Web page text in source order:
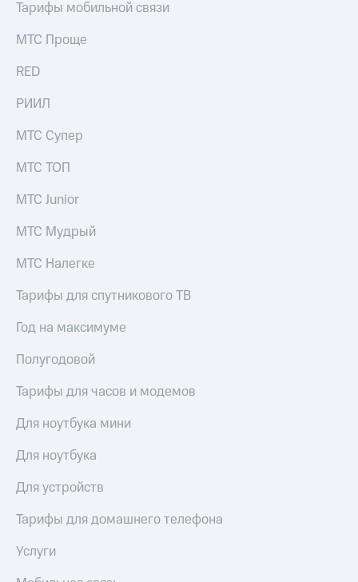
Тарифы мобильной связи
МТС Проще
RED
РИИЛ
МТС Супер
МТС ТОП
МТС Junior
МТС Мудрый
МТС Налегке
Тарифы для спутникового ТВ
Год на максимуме
Полугодовой
Тарифы для часов и модемов
Для ноутбука мини
Для ноутбука
Для устройств
Тарифы для домашнего телефона
Услуги